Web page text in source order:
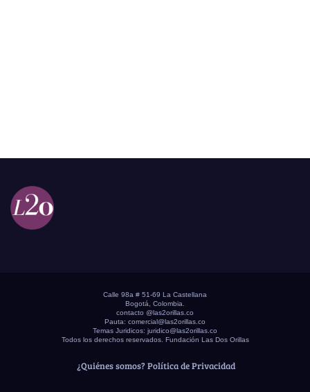
Calle 98a # 51-69 La Castellana
Bogotá, Colombia.
contacto @las2orillas.co
Pauta: comercial@las2orillas.co
Temas Juridicos: juridico@las2orillas.co
Todos los derechos reservados. Fundación Las Dos Orillas
¿Quiénes somos? Política de Privacidad